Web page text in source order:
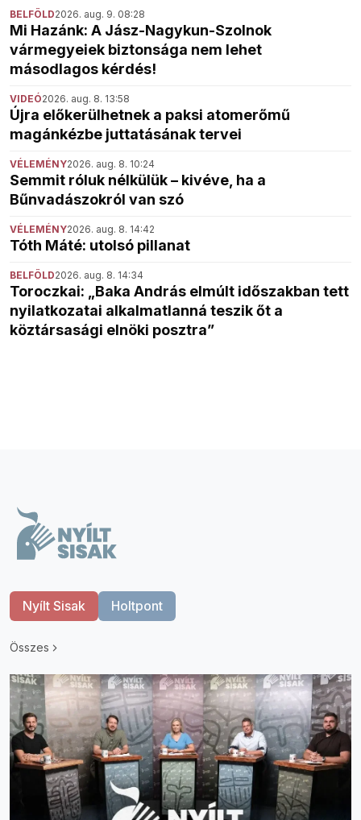
BELFÖLD2026. aug. 9. 08:28
Mi Hazánk: A Jász-Nagykun-Szolnok
vármegyeiek biztonsága nem lehet
másodlagos kérdés!
VIDEÓ2026. aug. 8. 13:58
Újra előkerülhetnek a paksi atomerőmű
magánkézbe juttatásának tervei
VÉLEMÉNY2026. aug. 8. 10:24
Semmit róluk nélkülük – kivéve, ha a
Bűnvadászokról van szó
VÉLEMÉNY2026. aug. 8. 14:42
Tóth Máté: utolsó pillanat
BELFÖLD2026. aug. 8. 14:34
Toroczkai: „Baka András elmúlt időszakban tett
nyilatkozatai alkalmatlanná teszik őt a
köztársasági elnöki posztra”
Nyílt Sisak Holtpont
Összes